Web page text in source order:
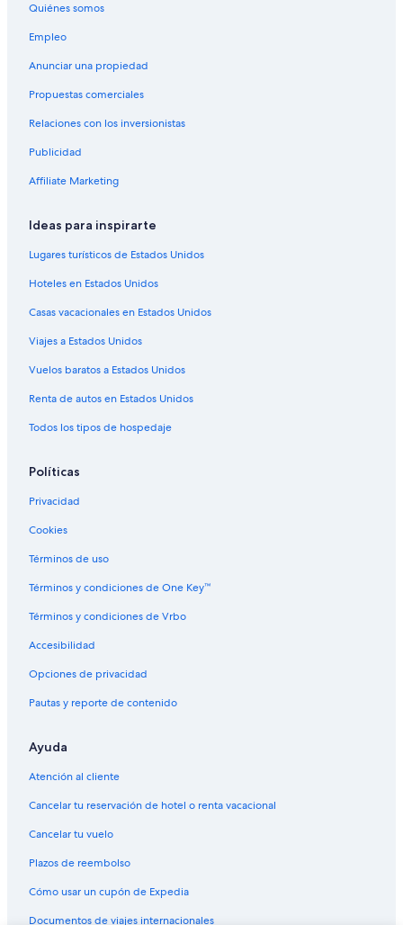
Hoteles en San Presto
Hoteles con spa en Palazzo
Hoteles familiares en Palazzo
Hoteles en Palazzo
Villas en Palazzo
Apart-Hoteles en Mora
Quiénes somos
Empleo
Anunciar una propiedad
Propuestas comerciales
Relaciones con los inversionistas
Publicidad
Affiliate Marketing
Ideas para inspirarte
Lugares turísticos de Estados Unidos
Hoteles en Estados Unidos
Casas vacacionales en Estados Unidos
Viajes a Estados Unidos
Vuelos baratos a Estados Unidos
Renta de autos en Estados Unidos
Todos los tipos de hospedaje
Políticas
Privacidad
Cookies
Términos de uso
Términos y condiciones de One Key™
Términos y condiciones de Vrbo
Accesibilidad
Opciones de privacidad
Pautas y reporte de contenido
Ayuda
Atención al cliente
Cancelar tu reservación de hotel o renta vacacional
Cancelar tu vuelo
Plazos de reembolso
Cómo usar un cupón de Expedia
Documentos de viajes internacionales